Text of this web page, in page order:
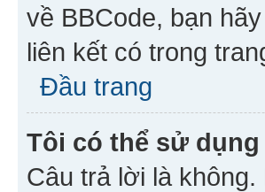
về BBCode, bạn
liên kết có trong
Đầu trang
Tôi có thể sử
Câu trả lời là